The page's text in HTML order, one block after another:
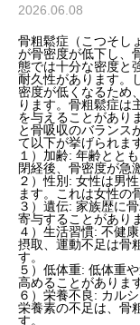
2026.06.08
骨粗鬆症（こつそし
が骨密度が低下し、
態では十分な密度と
耐久性があります。
密度が低くなるため
ります。骨粗鬆症は
を与えることがあり
と骨吸収のバランス
て以下が挙げられま
１）加齢: 年齢とと
閉経後、骨密度が急
２）性別: 女性は男
ます。これは女性の
３）遺伝: 家族歴に
寄与することがあり
４）生活習慣: 不健
摂取、運動不足は骨
す。
５）低体重: 低体重
高めることがありま
６）栄養不良: カル
栄養素の不足は、骨
す。